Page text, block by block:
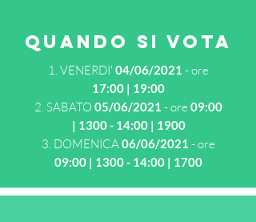
quando si vota
VENERDI' 04/06/2021 - ore
17:00 | 19:00
SABATO 05/06/2021 - ore 09:00
| 1300 - 14:00 | 1900
DOMENICA06/06/2021 - ore
09:00 | 1300 - 14:00 | 1700